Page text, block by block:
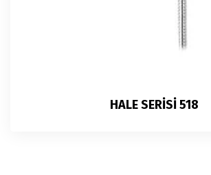
HALE SERİSİ 518